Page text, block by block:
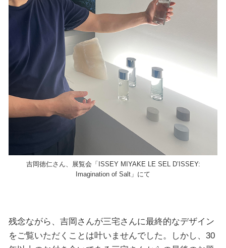
吉岡徳仁さん、展覧会「ISSEY MIYAKE LE SEL D’ISSEY:
Imagination of Salt」にて
残念ながら、吉岡さんが三宅さんに最終的なデザイン
をご覧いただくことは叶いませんでした。しかし、30